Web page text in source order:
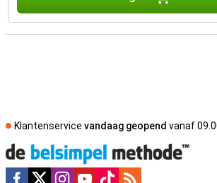
Klantenservice vandaag geopend vanaf
Social media